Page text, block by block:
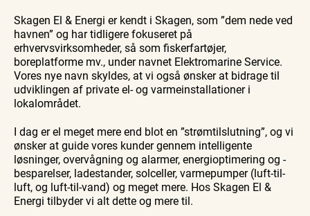
Skagen El & Energi er kendt i Skagen, som ”dem nede ved
havnen” og har tidligere fokuseret på
erhvervsvirksomheder, så som fiskerfartøjer,
boreplatforme mv., under navnet Elektromarine Service.
Vores nye navn skyldes, at vi også ønsker at bidrage til
udviklingen af private el- og varmeinstallationer i
lokalområdet.
I dag er el meget mere end blot en ”strømtilslutning”, og vi
ønsker at guide vores kunder gennem intelligente
løsninger, overvågning og alarmer, energioptimering og -
besparelser, ladestander, solceller, varmepumper (luft-til-
luft, og luft-til-vand) og meget mere. Hos Skagen El &
Energi tilbyder vi alt dette og mere til.